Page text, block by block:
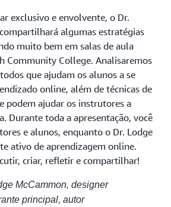
exclusivo e envolvente, o Dr.
algumas estratégias
muito bem em salas de aula
Community College. Analisaremos
que ajudam os alunos a se
online, além de técnicas de
podem ajudar os instrutores a
Durante toda a apresentação, você
e alunos, enquanto o Dr. Lodge
ativo de aprendizagem online.
criar, refletir e compartilhar!
McCammon, designer
principal, autor